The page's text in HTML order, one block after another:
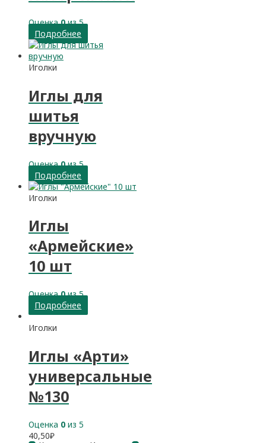
Оценка0из 5
Подробнее
Иголки
Иглы для
шитья
вручную
Оценка0из 5
Подробнее
Иголки
Иглы
«Армейские»
10 шт
Оценка0из 5
Подробнее
Иголки
Иглы «Арти»
универсальные
№130
Оценка 0 из 5
40,50₽